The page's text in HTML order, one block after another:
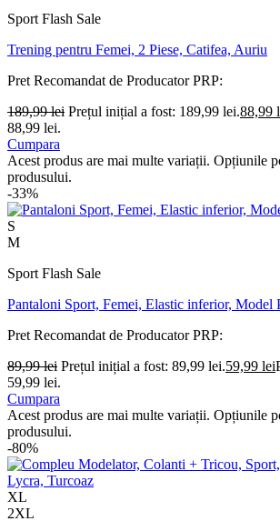
Sport Flash Sale
Trening pentru Femei, 2 Piese, Catifea, Auriu
Pret Recomandat de ProducatorPRP:
189,99lei Prețul inițial a fost: 189,99 lei.88,99
88,99 lei.
Cumpara
Acest produs are mai multe variații. Opțiunile
produsului.
-33%
S
M
Sport Flash Sale
Pantaloni Sport, Femei, Elastic inferior, Model
Pret Recomandat de ProducatorPRP:
89,99lei Prețul inițial a fost: 89,99 lei.59,99 lei
59,99 lei.
Cumpara
Acest produs are mai multe variații. Opțiunile
produsului.
-80%
XL
2XL